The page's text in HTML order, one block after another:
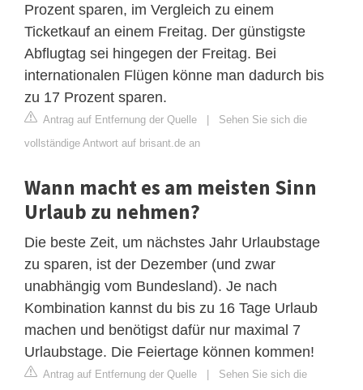
Prozent sparen, im Vergleich zu einem
Ticketkauf an einem Freitag. Der günstigste
Abflugtag sei hingegen der Freitag. Bei
internationalen Flügen könne man dadurch bis
zu 17 Prozent sparen.
Antrag auf Entfernung der Quelle | Sehen Sie sich die
vollständige Antwort auf brisant.de an
Wann macht es am meisten Sinn
Urlaub zu nehmen?
Die beste Zeit, um nächstes Jahr Urlaubstage
zu sparen, ist der Dezember (und zwar
unabhängig vom Bundesland). Je nach
Kombination kannst du bis zu 16 Tage Urlaub
machen und benötigst dafür nur maximal 7
Urlaubstage. Die Feiertage können kommen!
Antrag auf Entfernung der Quelle | Sehen Sie sich die